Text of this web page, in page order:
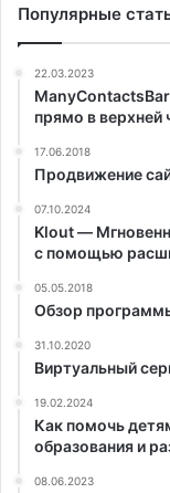
Популярные
22.03.2023
прямо в верхней
17.06.2018
Продвижение
07.10.2024
Klout —
с помощью
05.05.2018
Обзор
31.10.2020
Виртуальный
19.02.2024
Как помочь
образования и
08.06.2023